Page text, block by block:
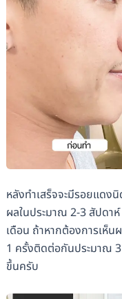
หลังทำเสร็จจะมีรอยแด
ผลในประมาณ 2-3 สัปดา
เดือน ถ้าหากต้องการเห็น
1 ครั้งติดต่อกันประมาณ
ขึ้นครับ